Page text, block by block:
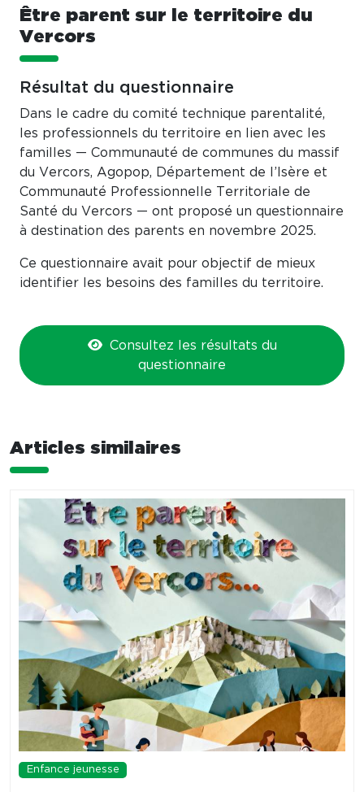
Être parent sur le territoire du
Vercors
Résultat du questionnaire
Dans le cadre du comité technique parentalité,
les professionnels du territoire en lien avec les
familles — Communauté de communes du massif
du Vercors, Agopop, Département de l’Isère et
Communauté Professionnelle Territoriale de
Santé du Vercors — ont proposé un questionnaire
à destination des parents en novembre 2025.
Ce questionnaire avait pour objectif de mieux
identifier les besoins des familles du territoire.
Consultez les résultats du
questionnaire
Articles similaires
Enfance jeunesse